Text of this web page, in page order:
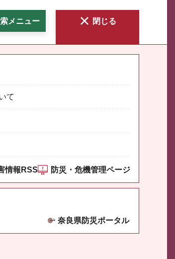
メニュー 閉じる
て
情報RSS 防災・危機管理ページ
奈良県防災ポータル